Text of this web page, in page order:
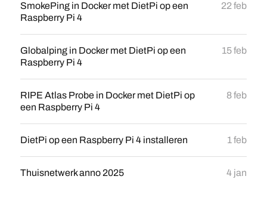
SmokePing in Docker met DietPi op een
Raspberry Pi 4
22 feb
Globalping in Docker met DietPi op een
Raspberry Pi 4
15 feb
RIPE Atlas Probe in Docker met DietPi op
een Raspberry Pi 4
8 feb
DietPi op een Raspberry Pi 4 installeren 1 feb
Thuisnetwerk anno 2025 4 jan